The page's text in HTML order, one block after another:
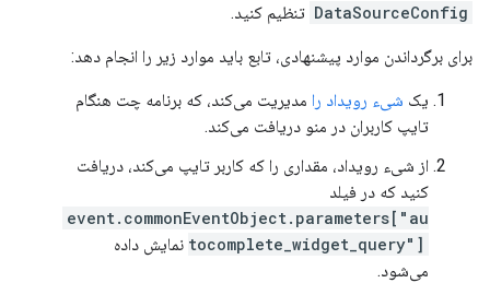
DataSourceConfig تنظیم کنید.
برای برگرداندن موارد پیشنهادی، تابع باید موارد زیر را انجام دهد:
یک شیء رویداد را مدیریت می‌کند، که برنامه چت هنگام
تایپ کاربران در منو دریافت می‌کند.
از شیء رویداد، مقداری را که کاربر تایپ می‌کند، دریافت
کنید که در فیلد
event.commonEventObject.parameters["au
tocomplete_widget_query"] نمایش داده
می‌شود.